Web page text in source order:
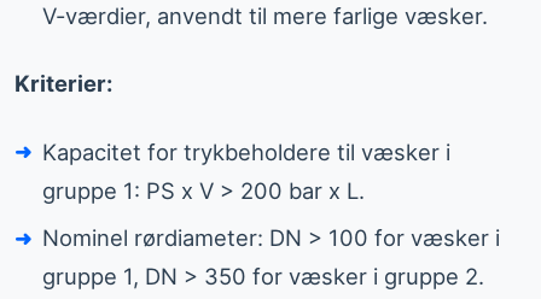
V-værdier, anvendt til mere farlige væsker.
Kriterier:
Kapacitet for trykbeholdere til væsker i
gruppe 1: PS x V > 200 bar x L.
Nominel rørdiameter: DN > 100 for væsker i
gruppe 1, DN > 350 for væsker i gruppe 2.